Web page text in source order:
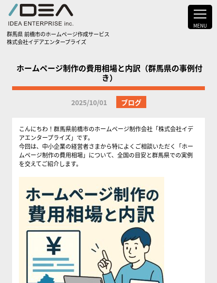
群馬県 前橋市のホームページ作成サービス
株式会社イデアエンタープライズ
ホームページ制作の費用相場と内訳（群馬県の事例付
き）
2025/10/01 ブログ
こんにちわ！群馬県前橋市のホームページ制作会社「株式会社イデ
アエンタープライズ」です。
今回は、中小企業の経営者さまから特によくご相談いただく「ホー
ムページ制作の費用相場」について、全国の目安と群馬県での実例
を交えてご紹介します。
MENU